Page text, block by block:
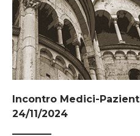
Incontro Medici-
24/11/2024